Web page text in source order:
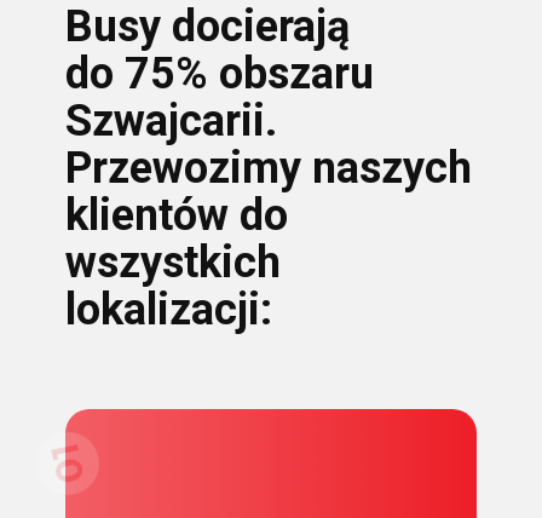
Busy docierają
do 75% obszaru
Szwajcarii.
Przewozimy naszych
klientów do
wszystkich
lokalizacji:
01